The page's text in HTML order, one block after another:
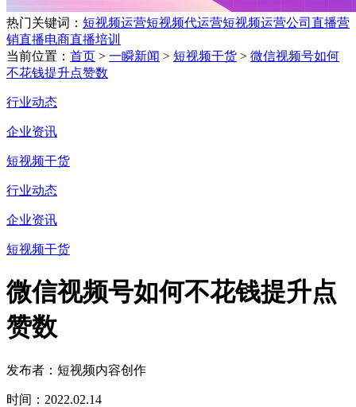
热门关键词： 短视频运营短视频代运营短视频运营公司 直播营
销直播电商直播培训
当前位置： 首页 > 一瞬新闻 > 短视频干货 > 微信视频号如何
不花钱提升点赞数
行业动态
企业资讯
短视频干货
行业动态
企业资讯
短视频干货
微信视频号如何不花钱提升点
赞数
发布者：短视频内容创作
时间：2022.02.14